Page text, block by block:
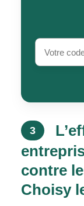
3
contre
Choisy